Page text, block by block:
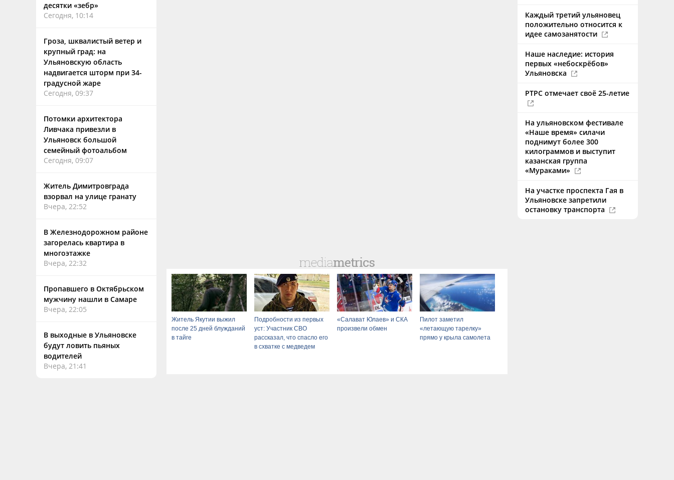
десятки «зебр»
Сегодня, 10:14
Гроза, шквалистый ветер и
крупный град: на
Ульяновскую область
надвигается шторм при 34-
градусной жаре
Сегодня, 09:37
Потомки архитектора
Ливчака привезли в
Ульяновск большой
семейный фотоальбом
Сегодня, 09:07
Житель Димитровграда
взорвал на улице гранату
Вчера, 22:52
В Железнодорожном районе
загорелась квартира в
многоэтажке
Вчера, 22:32
Пропавшего в Октябрьском
мужчину нашли в Самаре
Вчера, 22:05
В выходные в Ульяновске
будут ловить пьяных
водителей
Вчера, 21:41
Житель Якутии выжил
после 25 дней блужданий
в тайге
Подробности из первых
уст: Участник СВО
рассказал, что спасло его
в схватке с медведем
«Салават Юлаев» и СКА
произвели обмен
Пилот заметил
«летающую тарелку»
прямо у крыла самолета
Каждый третий ульяновец
положительно относится к
идее самозанятости
Наше наследие: история
первых «небоскрёбов»
Ульяновска
РТРС отмечает своё 25-летие
На ульяновском фестивале
«Наше время» силачи
поднимут более 300
килограммов и выступит
казанская группа
«Мураками»
На участке проспекта Гая в
Ульяновске запретили
остановку транспорта